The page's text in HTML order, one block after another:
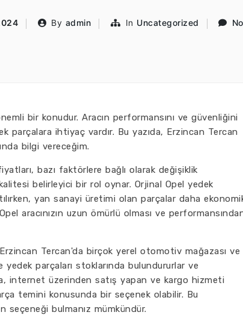
By admin In Uncategorized
bir konudur. Aracın performansını ve güvenliğini
parçalara ihtiyaç vardır. Bu yazıda, Erzincan Tercan
bilgi vereceğim.
bazı faktörlere bağlı olarak değişiklik
belirleyici bir rol oynar. Orjinal Opel yedek
yan sanayi üretimi olan parçalar daha
aracınızın uzun ömürlü olması ve
Tercan'da birçok yerel otomotiv mağazası ve
parçaları stoklarında bulundururlar ve
internet üzerinden satış yapan ve kargo hizmeti
temini konusunda bir seçenek olabilir. Bu
seçeneği bulmanız mümkündür.